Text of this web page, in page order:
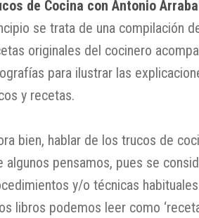
de Cocina con Antonio
se trata de una compilación
originales del cocinero
para ilustrar las
y recetas.
bien, hablar de los trucos de
algunos pensamos, pues se
y/o técnicas
libros podemos leer como